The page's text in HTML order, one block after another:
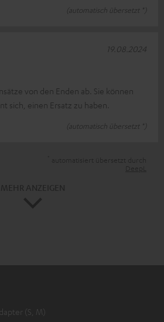
(automatisch übersetzt *)
von den Enden ab. Sie können
sich, einen Ersatz zu haben.
(automatisch übersetzt *)
19.08.2024
(S, M)